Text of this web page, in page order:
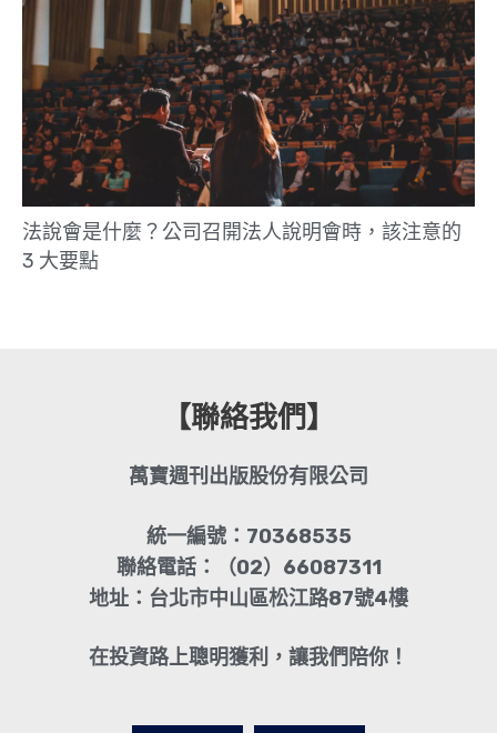
法說會是什麼？公司召開法人說明會時，該注意的
3 大要點
【聯絡我們】
萬寶週刊出版股份有限公司
統一編號：70368535
聯絡電話：（02）66087311
地址：台北市中山區松江路87號4樓
在投資路上聰明獲利，讓我們陪你！